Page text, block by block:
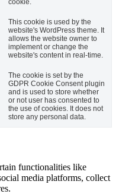
This cookie is used by the
website's WordPress theme. It
allows the website owner to
implement or change the
website's content in real-time.
The cookie is set by the
GDPR Cookie Consent plugin
and is used to store whether
or not user has consented to
the use of cookies. It does not
store any personal data.
functionalities like
media platforms, collect